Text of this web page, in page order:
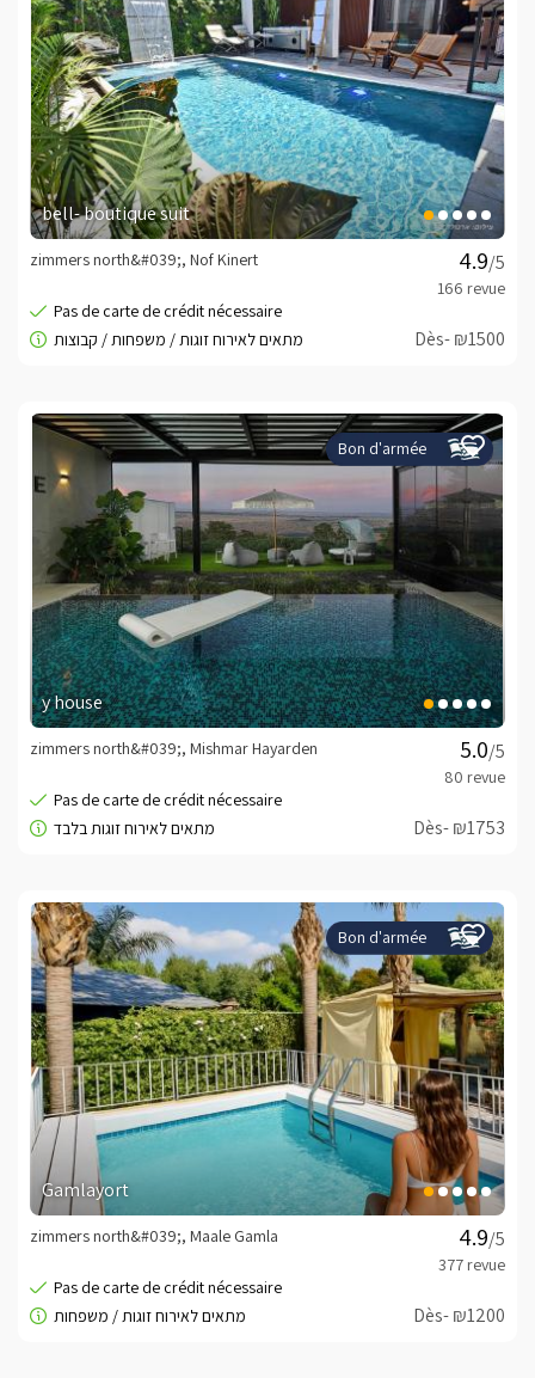
bell- boutique suit
/5
zimmers north&#039;, Nof Kinert
Dès- ₪1500
Bon d'armée
y house
/5
zimmers north&#039;, Mishmar Hayarden
Dès- ₪1753
Bon d'armée
Gamlayort
/5
zimmers north&#039;, Maale Gamla
Dès- ₪1200